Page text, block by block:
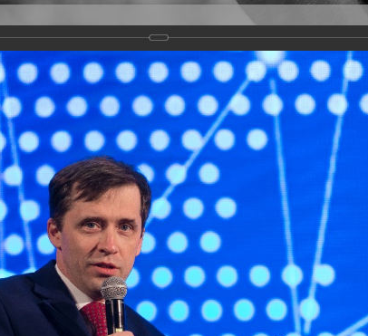
Задать вопрос
Версия для слабовидящих
Деятельность Базы данных